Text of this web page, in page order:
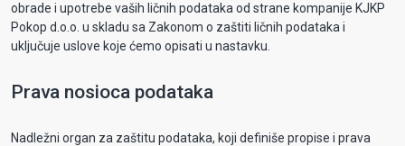
obrade i upotrebe vaših ličnih podataka od strane kompanije KJKP
Pokop d.o.o. u skladu sa Zakonom o zaštiti ličnih podataka i
uključuje uslove koje ćemo opisati u nastavku.
Prava nosioca podataka
Nadležni organ za zaštitu podataka, koji definiše propise i prava